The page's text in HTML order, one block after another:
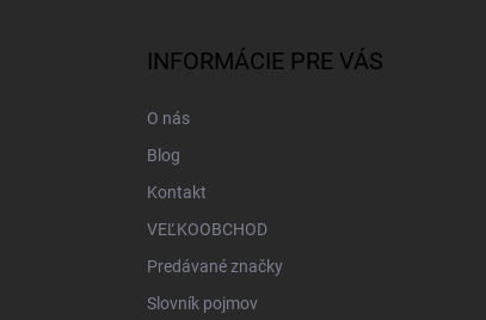
INFORMÁCIE PRE VÁS
O nás
Blog
Kontakt
VEĽKOOBCHOD
Predávané značky
Slovník pojmov